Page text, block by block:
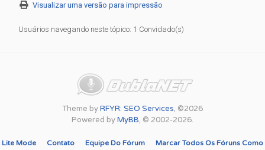
Visualizar uma versão para impressão
Usuários navegando neste tópico: 1 Convidado(s)
Theme byRFYR: SEO Services, ©2026
Powered byMyBB, © 2002-2026.
Lite Mode Contato Equipe Do Fórum Marcar Todos Os Fóruns Como